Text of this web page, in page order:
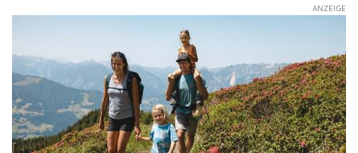
ANZEIGE